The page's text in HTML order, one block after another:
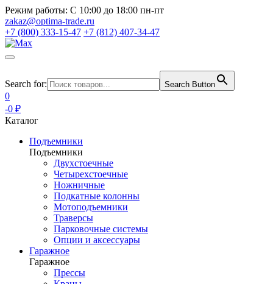
Режим работы: С 10:00 до 18:00 пн-пт
zakaz@optima-trade.ru
+7 (800) 333-15-47 +7 (812) 407-34-47
Search for: Search Button
0
-0 ₽
Каталог
Подъемники
Подъемники
Двухстоечные
Четырехстоечные
Ножничные
Подкатные колонны
Мотоподъемники
Траверсы
Парковочные системы
Опции и аксессуары
Гаражное
Гаражное
Прессы